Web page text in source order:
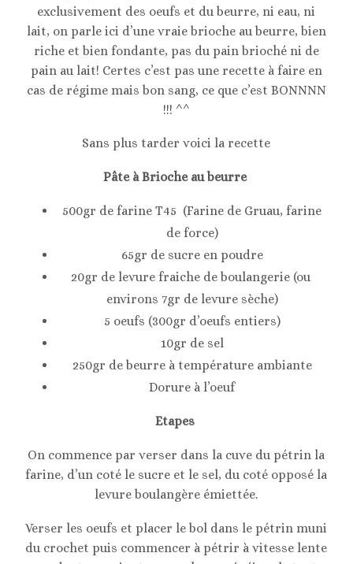
exclusivement des oeufs et du beurre, ni eau, ni
lait, on parle ici d’une vraie brioche au beurre, bien
riche et bien fondante, pas du pain brioché ni de
pain au lait! Certes c’est pas une recette à faire en
cas de régime mais bon sang, ce que c’est BONNNN
!!! ^^
Sans plus tarder voici la recette
Pâte à Brioche au beurre
500gr de farine T45 (Farine de Gruau, farine
de force)
65gr de sucre en poudre
20gr de levure fraiche de boulangerie (ou
environs 7gr de levure sèche)
5 oeufs (300gr d’oeufs entiers)
10gr de sel
250gr de beurre à température ambiante
Dorure à l’oeuf
Etapes
On commence par verser dans la cuve du pétrin la
farine, d’un coté le sucre et le sel, du coté opposé la
levure boulangère émiettée.
Verser les oeufs et placer le bol dans le pétrin muni
du crochet puis commencer à pétrir à vitesse lente